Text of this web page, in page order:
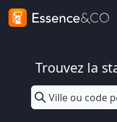
Trouvez la